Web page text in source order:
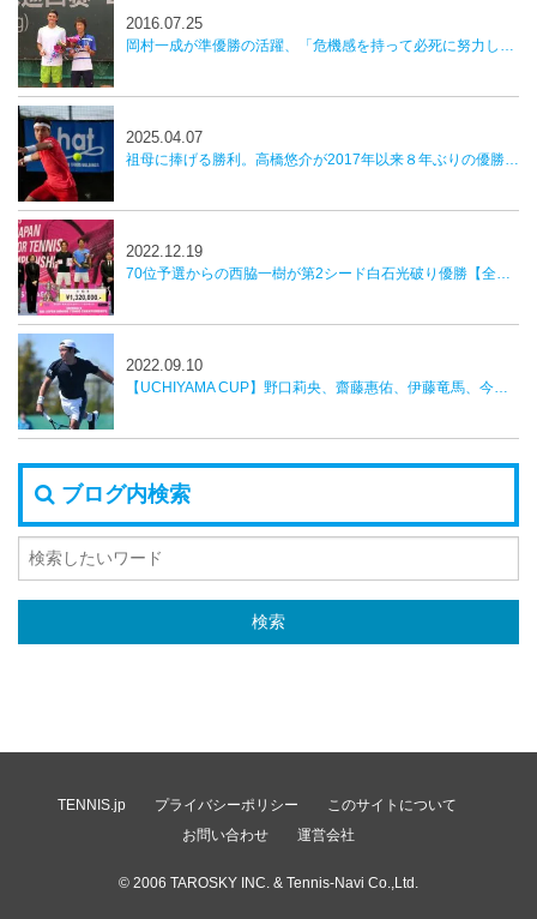
岡村一成が準優勝の活躍、「危機感を持って必死に努力したい」／中国フューチャーズ
2016.07.25
祖母に捧げる勝利。高橋悠介が2017年以来８年ぶりの優勝を飾る【かしわ国際オープンテニストーナメント】
2025.04.07
70位予選からの西脇一樹が第2シード白石光破り優勝【全日本室内】
2022.12.19
【UCHIYAMA CUP】野口莉央、齋藤惠佑、伊藤竜馬、今井慎太郎がベスト４へ
2022.09.10
ブログ内検索
TENNIS.jp プライバシーポリシー
このサイトについて
お問い合わせ
運営会社
© 2006 TAROSKY INC. & Tennis-Navi Co.,Ltd.